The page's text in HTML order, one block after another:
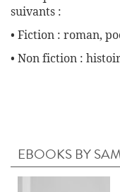
suivants :
• Fiction : roman,
• Non fiction :
EBOOKS BY